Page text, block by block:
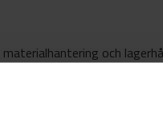
och